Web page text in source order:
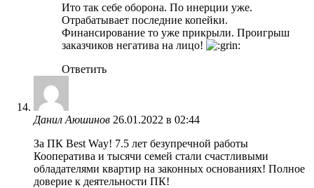
Ито так себе оборона. По инерции уже.
Отрабатывает последние копейки.
Финансирование то уже прикрыли. Проигрыш
заказчиков негатива на лицо!
Ответить
Данил Аюшинов 26.01.2022 в 02:44
За ПК Best Way! 7.5 лет безупречной работы
Кооператива и тысячи семей стали счастливыми
обладателями квартир на законных основаниях! Полное
доверие к деятельности ПК!